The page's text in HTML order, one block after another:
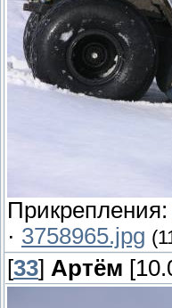
Прикрепления:
· 3758965.jpg
[33] Артём